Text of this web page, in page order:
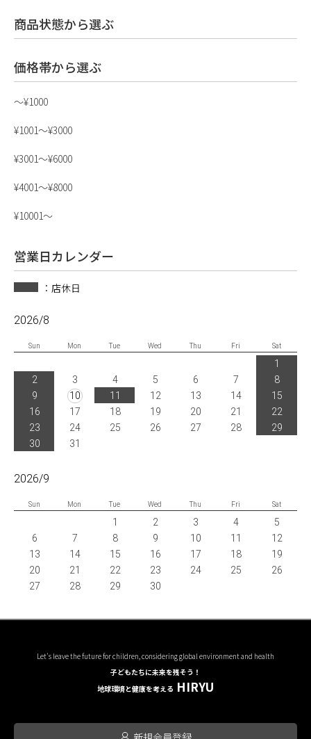
商品状態から選ぶ
価格帯から選ぶ
〜¥1000
¥1001〜¥3000
¥3001〜¥6000
¥4001〜¥8000
¥10001〜
営業日カレンダー
：店休日
2026/8
Sun Mon Tue Wed Thu Fri Sat
1
2
3 4 5 6 7
8
9
10 11 12 13 14
15
16
17 18 19 20 21
22
23
24 25 26 27 28
29
30
31
2026/9
Sun Mon Tue Wed Thu Fri Sat
1 2 3 4
5
6
7 8 9 10 11
12
13
14 15 16 17 18
19
20
21 22 23 24 25
26
27
28 29 30
Let's leave the future for children, considering global environment and health
子どもたちに未来を残そう！
地球環境と健康を考える HIRYU